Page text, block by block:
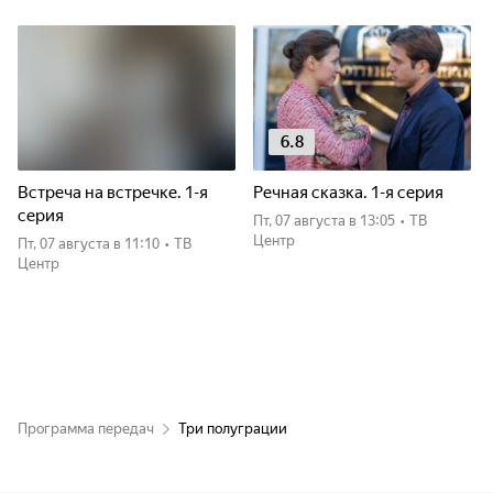
Встреча на встречке. 1-я
серия
пт, 07 августа в 11:10 • ТВ
Центр
6.8
Речная сказка. 1-я серия
пт, 07 августа в 13:05 • ТВ
Центр
Программа передач Три полуграции